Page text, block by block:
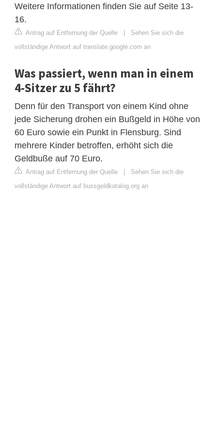
Weitere Informationen finden Sie auf Seite 13-
16.
Antrag auf Entfernung der Quelle | Sehen Sie sich die
vollständige Antwort auf translate.google.com an
Was passiert, wenn man in einem
4-Sitzer zu 5 fährt?
Denn für den Transport von einem Kind ohne
jede Sicherung drohen ein Bußgeld in Höhe von
60 Euro sowie ein Punkt in Flensburg. Sind
mehrere Kinder betroffen, erhöht sich die
Geldbuße auf 70 Euro.
Antrag auf Entfernung der Quelle | Sehen Sie sich die
vollständige Antwort auf bussgeldkatalog.org an